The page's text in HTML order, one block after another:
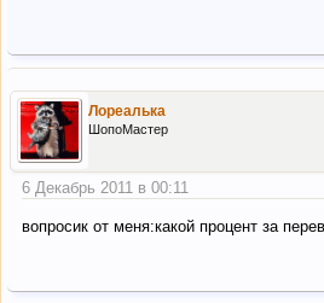
Лореалька
ШопоМастер
6 Декабрь 2011 в 00:11
вопросик от меня:какой процент за